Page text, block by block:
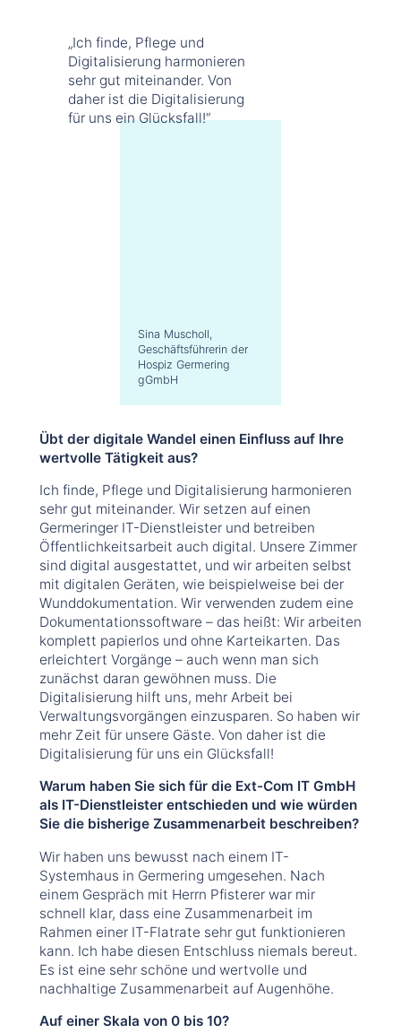
„Ich finde, Pflege und
Digitalisierung harmonieren
sehr gut miteinander. Von
daher ist die Digitalisierung
für uns ein Glücksfall!“
Sina Muscholl,
Geschäftsführerin der
Hospiz Germering
gGmbH
Übt der digitale Wandel einen Einfluss auf Ihre
wertvolle Tätigkeit aus?
Ich finde, Pflege und Digitalisierung harmonieren
sehr gut miteinander. Wir setzen auf einen
Germeringer IT-Dienstleister und betreiben
Öffentlichkeitsarbeit auch digital. Unsere Zimmer
sind digital ausgestattet, und wir arbeiten selbst
mit digitalen Geräten, wie beispielweise bei der
Wunddokumentation. Wir verwenden zudem eine
Dokumentationssoftware – das heißt: Wir arbeiten
komplett papierlos und ohne Karteikarten. Das
erleichtert Vorgänge – auch wenn man sich
zunächst daran gewöhnen muss. Die
Digitalisierung hilft uns, mehr Arbeit bei
Verwaltungsvorgängen einzusparen. So haben wir
mehr Zeit für unsere Gäste. Von daher ist die
Digitalisierung für uns ein Glücksfall!
Warum haben Sie sich für die Ext-Com IT GmbH
als IT-Dienstleister entschieden und wie würden
Sie die bisherige Zusammenarbeit beschreiben?
Wir haben uns bewusst nach einem IT-
Systemhaus in Germering umgesehen. Nach
einem Gespräch mit Herrn Pfisterer war mir
schnell klar, dass eine Zusammenarbeit im
Rahmen einer IT-Flatrate sehr gut funktionieren
kann. Ich habe diesen Entschluss niemals bereut.
Es ist eine sehr schöne und wertvolle und
nachhaltige Zusammenarbeit auf Augenhöhe.
Auf einer Skala von 0 bis 10?